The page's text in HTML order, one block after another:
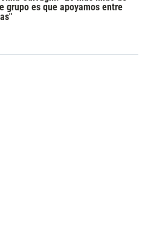
grupo es que apoyamos entre